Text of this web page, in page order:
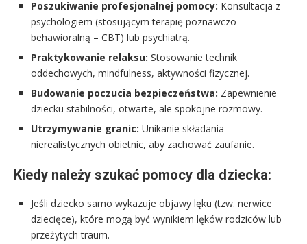
Poszukiwanie profesjonalnej pomocy: Konsultacja z
psychologiem (stosującym terapię poznawczo-
behawioralną – CBT) lub psychiatrą.
Praktykowanie relaksu: Stosowanie technik
oddechowych, mindfulness, aktywności fizycznej.
Budowanie poczucia bezpieczeństwa: Zapewnienie
dziecku stabilności, otwarte, ale spokojne rozmowy.
Utrzymywanie granic: Unikanie składania
nierealistycznych obietnic, aby zachować zaufanie.
Kiedy należy szukać pomocy dla dziecka:
Jeśli dziecko samo wykazuje objawy lęku (tzw. nerwice
dziecięce), które mogą być wynikiem lęków rodziców lub
przeżytych traum.